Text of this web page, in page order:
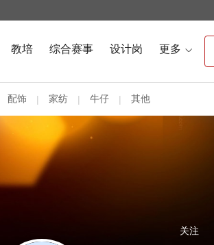
教培 综合赛事 设计岗 更多 
配饰 | 家纺 | 牛仔 | 其他
关注